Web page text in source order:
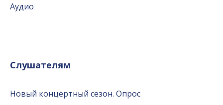
Аудио
Слушателям
Новый концертный сезон. Опрос